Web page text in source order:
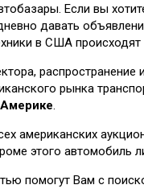
Если вы
давать
в США происходят
рынка
.
американских
этого
помогут Вам с